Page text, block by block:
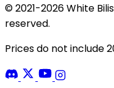
© 2021-2026 White
reserved.
Prices do not include